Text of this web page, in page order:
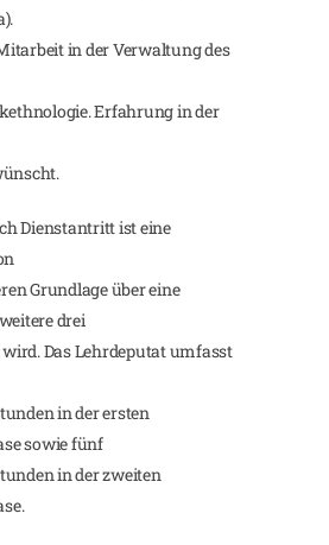
in der Verwaltung des
Erfahrung in der
Dienstantritt ist eine
Grundlage über eine
drei
Das Lehrdeputat umfasst
in der ersten
sowie fünf
in der zweiten